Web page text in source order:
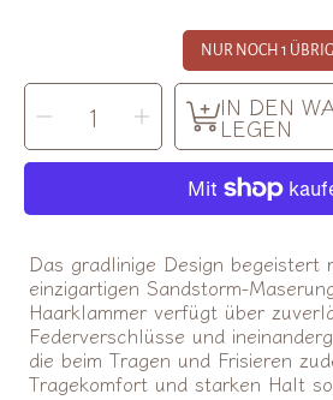
NUR NOCH 1
MENGE
AUSWÄHLEN
Menge
für
Sasstie
|
Haarklammer
Sand
verringern
Menge
für
Sasstie
|
Quad
White
Sand
erhöhen
IN DEN
LEGEN
Das gradlinige Design begeistert
einzigartigen Sandstorm-
Haarklammer verfügt über
Federverschlüsse und
die beim Tragen und Frisieren
Tragekomfort und starken Halt